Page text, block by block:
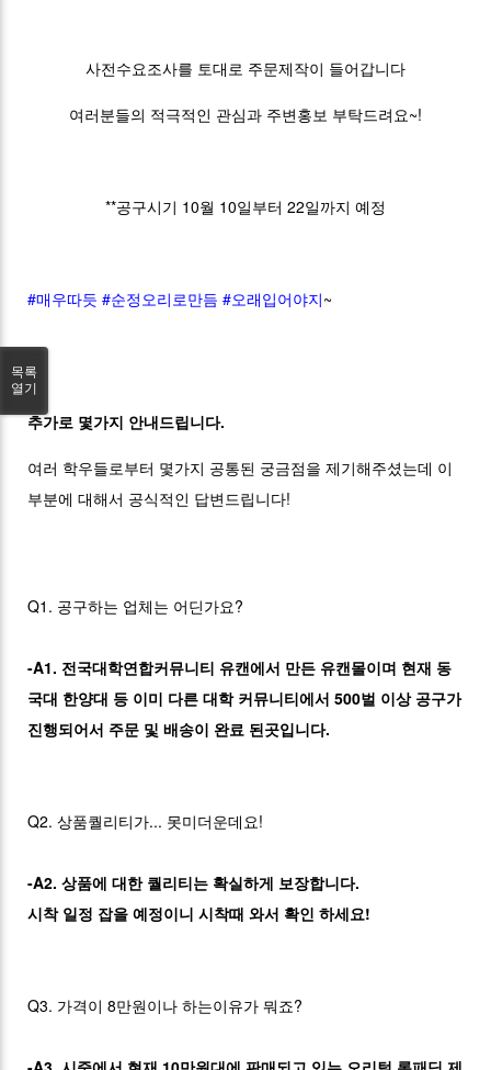
사전수요조사를 토대로 주문제작이 들어갑니다
여러분들의 적극적인 관심과 주변홍보 부탁드려요~!
**공구시기 10월 10일부터 22일까지 예정
#매우따듯 #순정오리로만듬 #오래입어야지~
추가로 몇가지 안내드립니다.
여러 학우들로부터 몇가지 공통된 궁금점을 제기해주셨는데 이
부분에 대해서 공식적인 답변드립니다!
Q1. 공구하는 업체는 어딘가요?
-A1. 전국대학연합커뮤니티 유캔에서 만든 유캔몰이며 현재 동
국대 한양대 등 이미 다른 대학 커뮤니티에서 500벌 이상 공구가
진행되어서 주문 및 배송이 완료 된곳입니다.
Q2. 상품퀄리티가... 못미더운데요!
-A2. 상품에 대한 퀄리티는 확실하게 보장합니다.
시착 일정 잡을 예정이니 시착때 와서 확인 하세요!
Q3. 가격이 8만원이나 하는이유가 뭐죠?
목록
열기